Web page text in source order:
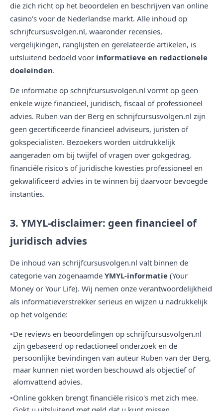
die zich richt op het beoordelen en beschrijven van online
casino's voor de Nederlandse markt. Alle inhoud op
schrijfcursusvolgen.nl, waaronder recensies,
vergelijkingen, ranglijsten en gerelateerde artikelen, is
uitsluitend bedoeld voor informatieve en redactionele
doeleinden.
De informatie op schrijfcursusvolgen.nl vormt op geen
enkele wijze financieel, juridisch, fiscaal of professioneel
advies. Ruben van der Berg en schrijfcursusvolgen.nl zijn
geen gecertificeerde financieel adviseurs, juristen of
gokspecialisten. Bezoekers worden uitdrukkelijk
aangeraden om bij twijfel of vragen over gokgedrag,
financiële risico's of juridische kwesties professioneel en
gekwalificeerd advies in te winnen bij daarvoor bevoegde
instanties.
3. YMYL-disclaimer: geen financieel of
juridisch advies
De inhoud van schrijfcursusvolgen.nl valt binnen de
categorie van zogenaamde YMYL-informatie (Your
Money or Your Life). Wij nemen onze verantwoordelijkheid
als informatieverstrekker serieus en wijzen u nadrukkelijk
op het volgende:
De reviews en beoordelingen op schrijfcursusvolgen.nl
zijn gebaseerd op redactioneel onderzoek en de
persoonlijke bevindingen van auteur Ruben van der Berg,
maar kunnen niet worden beschouwd als objectief of
alomvattend advies.
Online gokken brengt financiële risico's met zich mee.